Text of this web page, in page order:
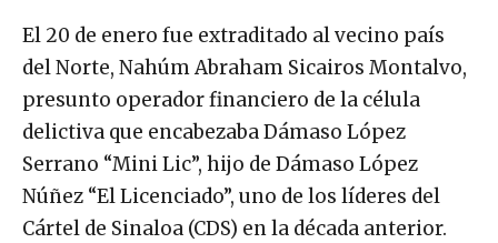
El 20 de enero fue extraditado al vecino país
del Norte, Nahúm Abraham Sicairos Montalvo,
presunto operador financiero de la célula
delictiva que encabezaba Dámaso López
Serrano “Mini Lic”, hijo de Dámaso López
Núñez “El Licenciado”, uno de los líderes del
Cártel de Sinaloa (CDS) en la década anterior.